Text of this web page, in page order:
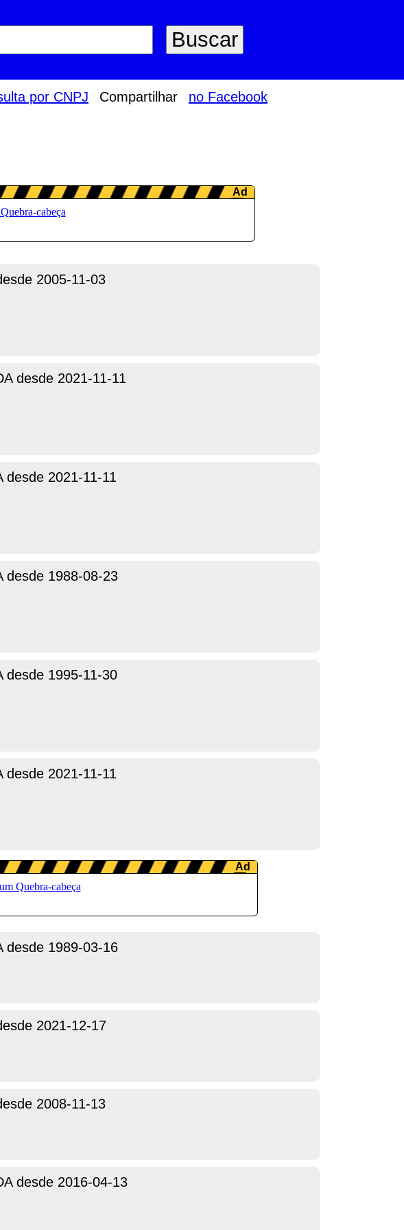
por CNPJ Compartilhar no Facebook
2005-11-03
desde 2021-11-11
desde 2021-11-11
desde 1988-08-23
desde 1995-11-30
desde 2021-11-11
desde 1989-03-16
2021-12-17
2008-11-13
desde 2016-04-13